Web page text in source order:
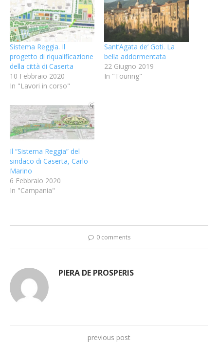
Sistema Reggia. Il
progetto di riqualificazione
della città di Caserta
10 Febbraio 2020
In "Lavori in corso"
Sant’Agata de’ Goti. La
bella addormentata
22 Giugno 2019
In "Touring"
Il “Sistema Reggia” del
sindaco di Caserta, Carlo
Marino
6 Febbraio 2020
In "Campania"
0 comments
PIERA DE PROSPERIS
previous post